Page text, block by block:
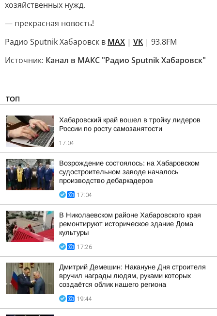
хозяйственных нужд.
— прекрасная новость!
Радио Sputnik Хабаровск в MAX | VK | 93.8FM
Источник: Канал в МАКС "Радио Sputnik Хабаровск"
ТОП
Хабаровский край вошел в тройку лидеров
России по росту самозанятости
17:04
Возрождение состоялось: на Хабаровском
судостроительном заводе началось
производство дебаркадеров
17:04
В Николаевском районе Хабаровского края
ремонтируют историческое здание Дома
культуры
17:26
Дмитрий Демешин: Накануне Дня строителя
вручил награды людям, руками которых
создаётся облик нашего региона
19:44